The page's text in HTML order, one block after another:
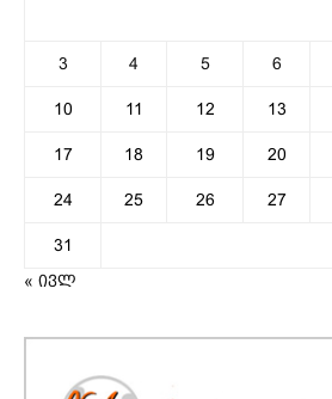
3 4 5 6
10 11 12 13
17 18 19 20
24 25 26 27
31
« ივლ